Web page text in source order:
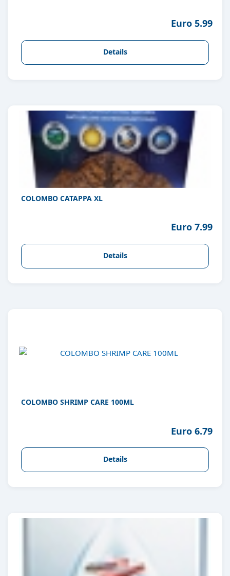
Euro 5.99
Details
COLOMBO CATAPPA XL
Euro 7.99
Details
COLOMBO SHRIMP CARE 100ML
Euro 6.79
Details